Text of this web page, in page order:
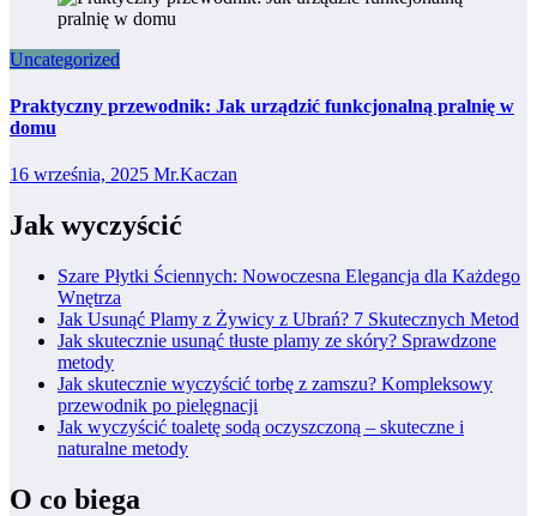
Uncategorized
Praktyczny przewodnik: Jak urządzić funkcjonalną pralnię w
domu
16 września, 2025 Mr.Kaczan
Jak wyczyścić
Szare Płytki Ściennych: Nowoczesna Elegancja dla Każdego
Wnętrza
Jak Usunąć Plamy z Żywicy z Ubrań? 7 Skutecznych Metod
Jak skutecznie usunąć tłuste plamy ze skóry? Sprawdzone
metody
Jak skutecznie wyczyścić torbę z zamszu? Kompleksowy
przewodnik po pielęgnacji
Jak wyczyścić toaletę sodą oczyszczoną – skuteczne i
naturalne metody
O co biega